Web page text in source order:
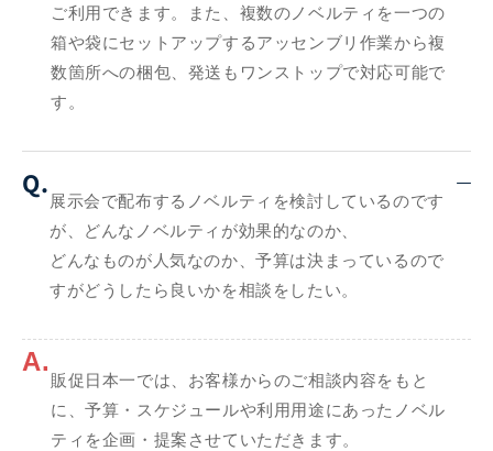
ご利用できます。また、複数のノベルティを一つの
箱や袋にセットアップするアッセンブリ作業から複
数箇所への梱包、発送もワンストップで対応可能で
す。
Q.
展示会で配布するノベルティを検討しているのです
が、どんなノベルティが効果的なのか、
どんなものが人気なのか、予算は決まっているので
すがどうしたら良いかを相談をしたい。
A.
販促日本一では、お客様からのご相談内容をもと
に、予算・スケジュールや利用用途にあったノベル
ティを企画・提案させていただきます。